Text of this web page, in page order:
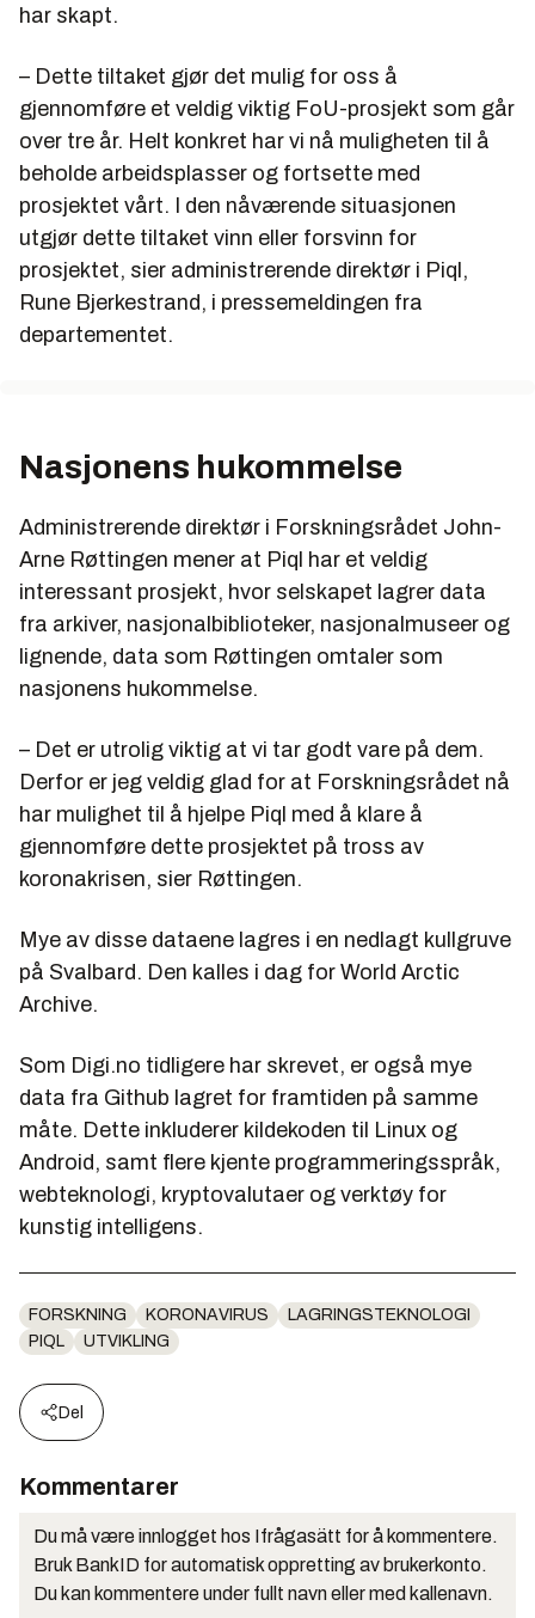
har skapt.
– Dette tiltaket gjør det mulig for oss å
gjennomføre et veldig viktig FoU-prosjekt som går
over tre år. Helt konkret har vi nå muligheten til å
beholde arbeidsplasser og fortsette med
prosjektet vårt. I den nåværende situasjonen
utgjør dette tiltaket vinn eller forsvinn for
prosjektet, sier administrerende direktør i Piql,
Rune Bjerkestrand, i pressemeldingen fra
departementet.
Nasjonens hukommelse
Administrerende direktør i Forskningsrådet John-
Arne Røttingen mener at Piql har et veldig
interessant prosjekt, hvor selskapet lagrer data
fra arkiver, nasjonalbiblioteker, nasjonalmuseer og
lignende, data som Røttingen omtaler som
nasjonens hukommelse.
– Det er utrolig viktig at vi tar godt vare på dem.
Derfor er jeg veldig glad for at Forskningsrådet nå
har mulighet til å hjelpe Piql med å klare å
gjennomføre dette prosjektet på tross av
koronakrisen, sier Røttingen.
Mye av disse dataene lagres i en nedlagt kullgruve
på Svalbard. Den kalles i dag for World Arctic
Archive.
Som Digi.no tidligere har skrevet, er også mye
data fra Github lagret for framtiden på samme
måte. Dette inkluderer kildekoden til Linux og
Android, samt flere kjente programmeringsspråk,
webteknologi, kryptovalutaer og verktøy for
kunstig intelligens.
FORSKNING KORONAVIRUS
LAGRINGSTEKNOLOGI
PIQL
UTVIKLING
Del
Kommentarer
Du må være innlogget hos Ifrågasätt for å kommentere.
Bruk BankID for automatisk oppretting av brukerkonto.
Du kan kommentere under fullt navn eller med kallenavn.